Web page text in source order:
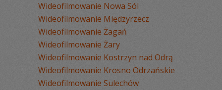
Wideofilmowanie Nowa Sól
Wideofilmowanie Międzyrzecz
Wideofilmowanie Żagań
Wideofilmowanie Żary
Wideofilmowanie Kostrzyn nad Odrą
Wideofilmowanie Krosno Odrzańskie
Wideofilmowanie Sulechów